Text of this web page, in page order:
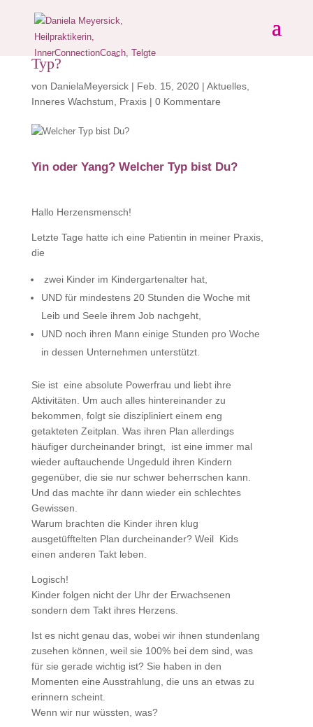
Yin oder Yang? Kennst Du Deinen
Typ?
von DanielaMeyersick| Feb. 15, 2020| Aktuelles,
Inneres Wachstum
Praxis| 0 Kommentare
Yin oder Yang? Welcher Typ bist Du?
Hallo Herzensmensch!
Letzte Tage hatte ich eine Patientin in meiner Praxis,
die
zwei Kinder im Kindergartenalter hat,
UND für mindestens 20 Stunden die Woche mit
Leib und Seele ihrem Job nachgeht,
UND noch ihren Mann einige Stunden pro Woche
in dessen Unternehmen unterstützt.
Sie ist eine absolute Powerfrau und liebt ihre
Aktivitäten. Um auch alles hintereinander zu
bekommen, folgt sie diszipliniert einem eng
getakteten Zeitplan. Was ihren Plan allerdings
häufiger durcheinander bringt, ist eine immer mal
wieder auftauchende Ungeduld ihren Kindern
gegenüber, die sie nur schwer beherrschen kann.
Und das machte ihr dann wieder ein schlechtes
Gewissen.
Warum brachten die Kinder ihren klug
ausgetüfftelten Plan durcheinander? Weil Kids
einen anderen Takt leben.
Logisch!
Kinder folgen nicht der Uhr der Erwachsenen
sondern dem Takt ihres Herzens.
Ist es nicht genau das, wobei wir ihnen stundenlang
zusehen können, weil sie 100% bei dem sind, was
für sie gerade wichtig ist? Sie haben in den
Momenten eine Ausstrahlung, die uns an etwas zu
erinnern scheint.
Wenn wir nur wüssten, was?